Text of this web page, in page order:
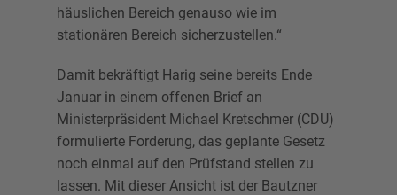
häuslichen Bereich genauso wie im
stationären Bereich sicherzustellen.“
Damit bekräftigt Harig seine bereits Ende
Januar in einem offenen Brief an
Ministerpräsident Michael Kretschmer (CDU)
formulierte Forderung, das geplante Gesetz
noch einmal auf den Prüfstand stellen zu
lassen. Mit dieser Ansicht ist der Bautzner